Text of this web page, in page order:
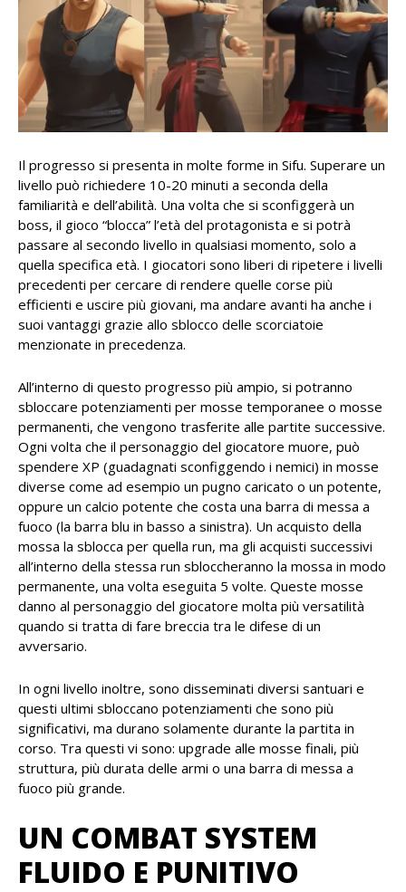
Il progresso si presenta in molte forme in Sifu. Superare un
livello può richiedere 10-20 minuti a seconda della
familiarità e dell’abilità. Una volta che si sconfiggerà un
boss, il gioco “blocca” l’età del protagonista e si potrà
passare al secondo livello in qualsiasi momento, solo a
quella specifica età. I giocatori sono liberi di ripetere i livelli
precedenti per cercare di rendere quelle corse più
efficienti e uscire più giovani, ma andare avanti ha anche i
suoi vantaggi grazie allo sblocco delle scorciatoie
menzionate in precedenza.
All’interno di questo progresso più ampio, si potranno
sbloccare potenziamenti per mosse temporanee o mosse
permanenti, che vengono trasferite alle partite successive.
Ogni volta che il personaggio del giocatore muore, può
spendere XP (guadagnati sconfiggendo i nemici) in mosse
diverse come ad esempio un pugno caricato o un potente,
oppure un calcio potente che costa una barra di messa a
fuoco (la barra blu in basso a sinistra). Un acquisto della
mossa la sblocca per quella run, ma gli acquisti successivi
all’interno della stessa run sbloccheranno la mossa in modo
permanente, una volta eseguita 5 volte. Queste mosse
danno al personaggio del giocatore molta più versatilità
quando si tratta di fare breccia tra le difese di un
avversario.
In ogni livello inoltre, sono disseminati diversi santuari e
questi ultimi sbloccano potenziamenti che sono più
significativi, ma durano solamente durante la partita in
corso. Tra questi vi sono: upgrade alle mosse finali, più
struttura, più durata delle armi o una barra di messa a
fuoco più grande.
UN COMBAT SYSTEM
FLUIDO E PUNITIVO